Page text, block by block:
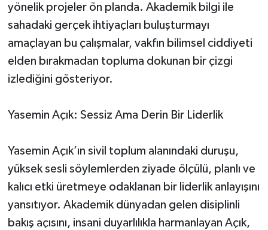
yönelik projeler ön planda. Akademik bilgi ile
sahadaki gerçek ihtiyaçları buluşturmayı
amaçlayan bu çalışmalar, vakfın bilimsel ciddiyeti
elden bırakmadan topluma dokunan bir çizgi
izlediğini gösteriyor.
Yasemin Açık: Sessiz Ama Derin Bir Liderlik
Yasemin Açık’ın sivil toplum alanındaki duruşu,
yüksek sesli söylemlerden ziyade ölçülü, planlı ve
kalıcı etki üretmeye odaklanan bir liderlik anlayışını
yansıtıyor. Akademik dünyadan gelen disiplinli
bakış açısını, insani duyarlılıkla harmanlayan Açık,